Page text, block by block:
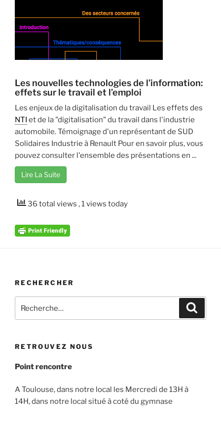
Les nouvelles technologies de l’information:
effets sur le travail et l’emploi
Les enjeux de la digitalisation du travail Les effets des
NTI et de la "digitalisation" du travail dans l'industrie
automobile. Témoignage d'un représentant de SUD
Solidaires Industrie à Renault Pour en savoir plus, vous
pouvez consulter l'ensemble des présentations en ...
Lire La Suite
36 total views , 1 views today
RECHERCHER
pour
RETROUVEZ NOUS
Point rencontre
A Toulouse, dans notre local les Mercredi de 13H à
14H, dans notre local situé à coté du gymnase